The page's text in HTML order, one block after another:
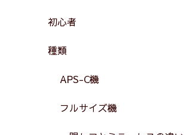
初心者
種類
APS-C機
フルサイズ機